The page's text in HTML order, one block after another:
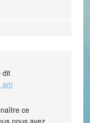
dit
am
ce
nous avez